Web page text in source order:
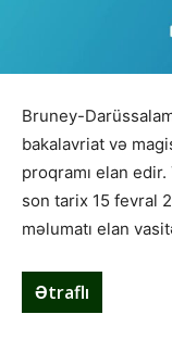
Bruney-
bakalavriat və
proqramı elan
son tarix 15 fevral
məlumatı elan
Ətraflı